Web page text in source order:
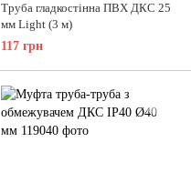
Труба гладкостінна ПВХ ДКС 25
мм Light (3 м)
117 грн